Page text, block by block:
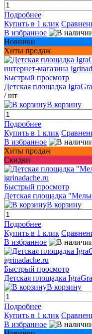
Подробнее
Купить в 1 клик
В избранное
Новинки
Хиты продаж
Быстрый просмотр
Детская площадка
/ шт
В корзину
Подробнее
Купить в 1 клик
В избранное
Хиты продаж
Скидки
Быстрый просмотр
Детская площадка
В корзину
Подробнее
Купить в 1 клик
В избранное
Быстрый просмотр
Детская площадка
В корзину
Подробнее
Купить в 1 клик
В избранное